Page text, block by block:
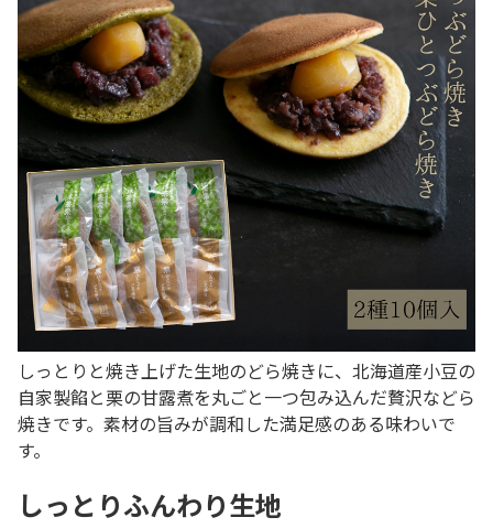
しっとりと焼き上げた生地のどら焼きに、北海道産小豆の
自家製餡と栗の甘露煮を丸ごと一つ包み込んだ贅沢などら
焼きです。素材の旨みが調和した満足感のある味わいで
す。
しっとりふんわり生地